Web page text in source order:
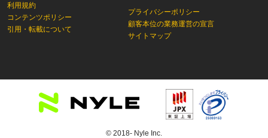
利用規約
コンテンツポリシー
引用・転載について
プライバシーポリシー
顧客本位の業務運営の宣言
サイトマップ
© 2018- Nyle Inc.